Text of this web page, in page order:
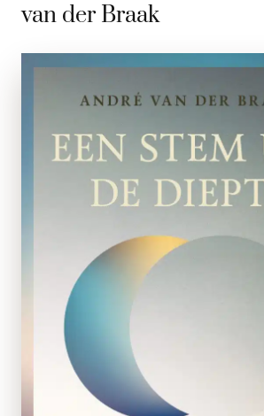
van der Braak